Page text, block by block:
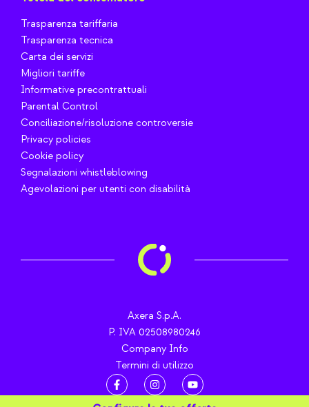
Trasparenza tariffaria
Trasparenza tecnica
Carta dei servizi
Migliori tariffe
Informative precontrattuali
Parental Control
Conciliazione/risoluzione controversie
Privacy policies
Cookie policy
Segnalazioni whistleblowing
Agevolazioni per utenti con disabilità
Axera S.p.A.
P. IVA 02508980246
Company Info
Termini di utilizzo